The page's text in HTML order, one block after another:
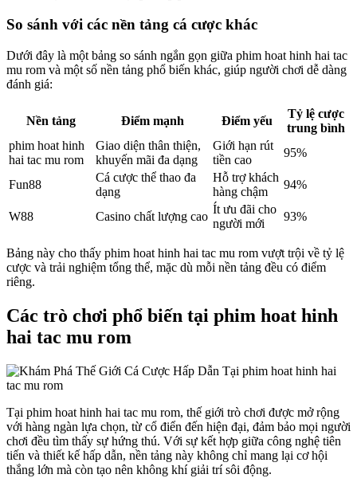
So sánh với các nền tảng cá cược khác
Dưới đây là một bảng so sánh ngắn gọn giữa phim hoat hinh hai tac
mu rom và một số nền tảng phổ biến khác, giúp người chơi dễ dàng
đánh giá:
Nền tảng Điểm mạnh Điểm yếu
Tỷ lệ cược
trung bình
phim hoat hinh
hai tac mu rom
Giao diện thân thiện,
khuyến mãi đa dạng
Giới hạn rút
tiền cao
95%
Fun88
Cá cược thể thao đa
dạng
Hỗ trợ khách
hàng chậm
94%
W88 Casino chất lượng cao
Ít ưu đãi cho
người mới
93%
Bảng này cho thấy phim hoat hinh hai tac mu rom vượt trội về tỷ lệ
cược và trải nghiệm tổng thể, mặc dù mỗi nền tảng đều có điểm
riêng.
Các trò chơi phổ biến tại phim hoat hinh
hai tac mu rom
Tại phim hoat hinh hai tac mu rom, thế giới trò chơi được mở rộng
với hàng ngàn lựa chọn, từ cổ điển đến hiện đại, đảm bảo mọi người
chơi đều tìm thấy sự hứng thú. Với sự kết hợp giữa công nghệ tiên
tiến và thiết kế hấp dẫn, nền tảng này không chỉ mang lại cơ hội
thắng lớn mà còn tạo nên không khí giải trí sôi động.